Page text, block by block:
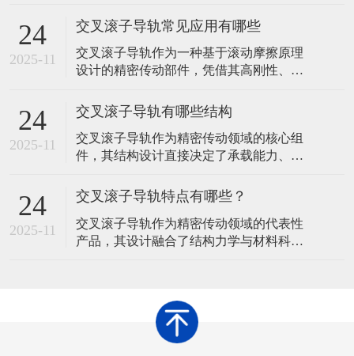
组成。那么，在使用交叉滚子导轨时，提
升运行稳定性需从安装精度、润滑维护、
环境控制、负载管理、定期检查及操作规
范等多方面综合优化。以下是具体措施及
度问题
24
2025-11
交叉滚子导轨常见应用有哪些
交叉滚子导轨作为一种基于滚动摩擦原理
设计的精密传动部件，凭借其高刚性、低
展现出广泛的应用价值。其核心结构由V型
滚道导轨、圆柱滚子及保持架组成，通过
滚子在滚道内的交错排列实现直线运动，
这种设计使其能够同时承受垂直、水平及
撑组件
24
2025-11
交叉滚子导轨有哪些结构
交叉滚子导轨作为精密传动领域的核心组
件，其结构设计直接决定了承载能力、运
列、滚道形状及辅助结构，不同类型的交
叉滚子导轨形成了各自的技术特点，以适
应多样化的工业需求。以下从基础结构到
衍生设计，系统梳理交叉滚子导轨的常见
24
2025-11
交叉滚子导轨特点有哪些？
交叉滚子导轨作为精密传动领域的代表性
产品，其设计融合了结构力学与材料科学
精度、摩擦特性及环境适应性等方面展现
出显著优势，成为工业自动化、精密加工
及高端装备制造中的核心传动元件。 交叉